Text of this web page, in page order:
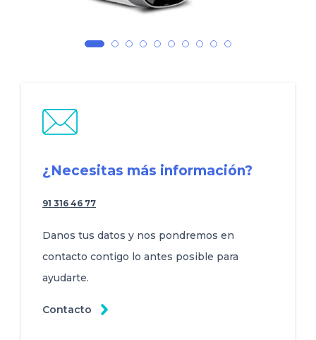
¿Necesitas más información?
91 316 46 77
Danos tus datos y nos pondremos en
contacto contigo lo antes posible para
ayudarte.
Contacto